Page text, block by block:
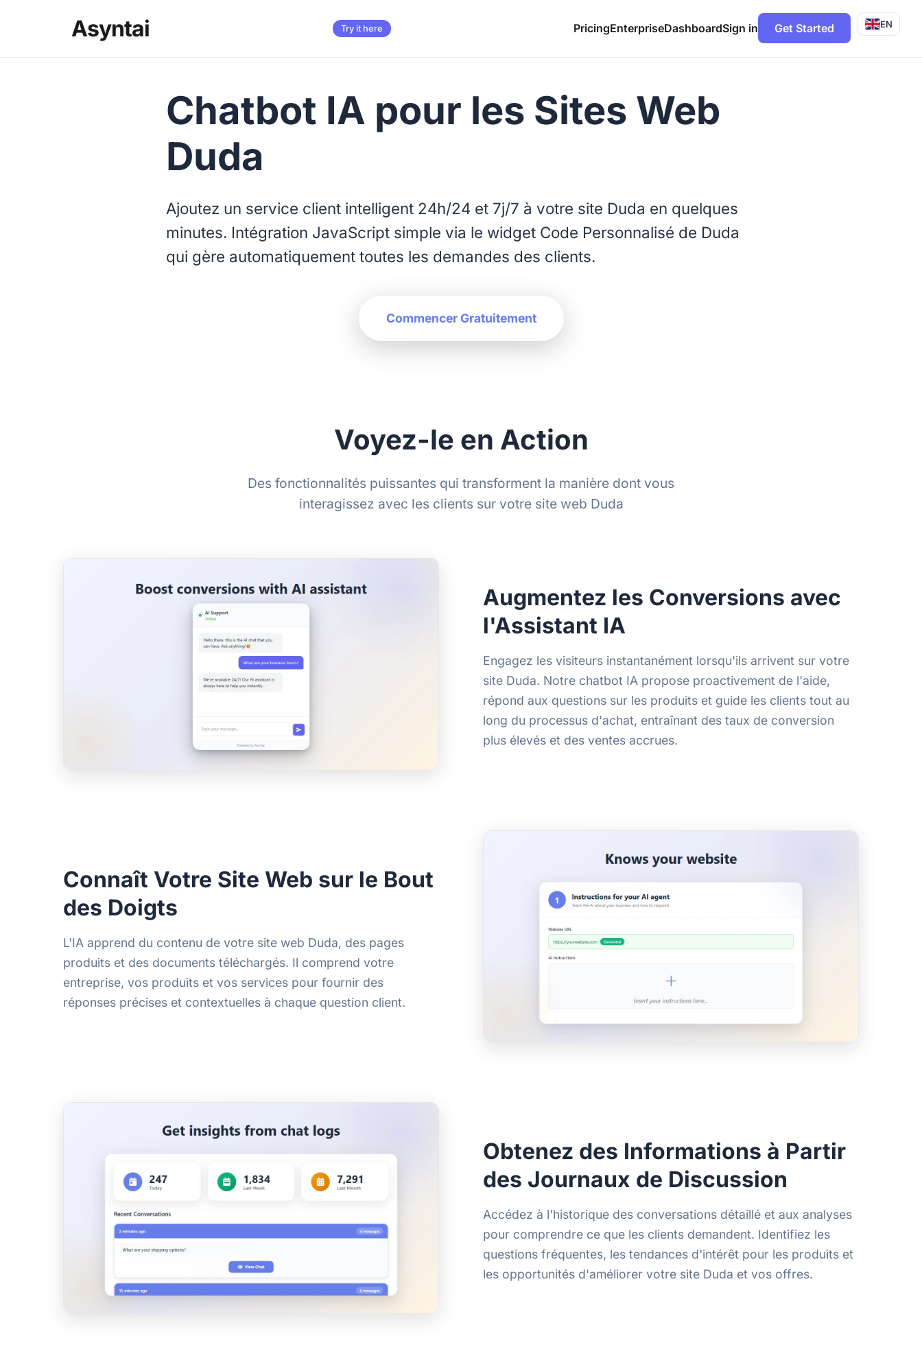
Asyntai Try it here PricingEnterpriseDashboardSign in Get Started EN
Chatbot IA pour les Sites Web
Duda
Ajoutez un service client intelligent 24h/24 et 7j/7 à votre site Duda en quelques
minutes. Intégration JavaScript simple via le widget Code Personnalisé de Duda
qui gère automatiquement toutes les demandes des clients.
Commencer Gratuitement
Voyez-le en Action
Des fonctionnalités puissantes qui transforment la manière dont vous
interagissez avec les clients sur votre site web Duda
Augmentez les Conversions avec
l'Assistant IA
Engagez les visiteurs instantanément lorsqu'ils arrivent sur votre
site Duda. Notre chatbot IA propose proactivement de l'aide,
répond aux questions sur les produits et guide les clients tout au
long du processus d'achat, entraînant des taux de conversion
plus élevés et des ventes accrues.
Connaît Votre Site Web sur le Bout
des Doigts
L'IA apprend du contenu de votre site web Duda, des pages
produits et des documents téléchargés. Il comprend votre
entreprise, vos produits et vos services pour fournir des
réponses précises et contextuelles à chaque question client.
Obtenez des Informations à Partir
des Journaux de Discussion
Accédez à l'historique des conversations détaillé et aux analyses
pour comprendre ce que les clients demandent. Identifiez les
questions fréquentes, les tendances d'intérêt pour les produits et
les opportunités d'améliorer votre site Duda et vos offres.